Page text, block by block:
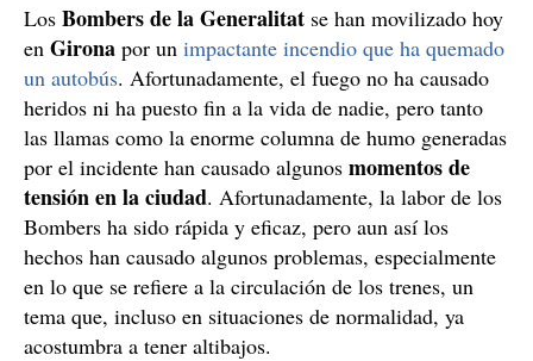
Los Bombers de la Generalitat se han movilizado hoy
en Girona por un impactante incendio que ha quemado
un autobús. Afortunadamente, el fuego no ha causado
heridos ni ha puesto fin a la vida de nadie, pero tanto
las llamas como la enorme columna de humo generadas
por el incidente han causado algunos momentos de
tensión en la ciudad. Afortunadamente, la labor de los
Bombers ha sido rápida y eficaz, pero aun así los
hechos han causado algunos problemas, especialmente
en lo que se refiere a la circulación de los trenes, un
tema que, incluso en situaciones de normalidad, ya
acostumbra a tener altibajos.